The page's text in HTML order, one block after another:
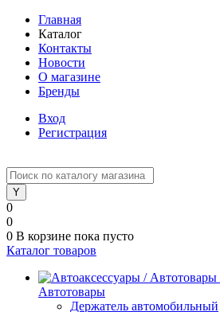
Главная
Каталог
Контакты
Новости
О магазине
Бренды
Вход
Регистрация
0
0
0 В корзине пока пусто
Каталог товаров
Автотовары
Держатель автомобильный